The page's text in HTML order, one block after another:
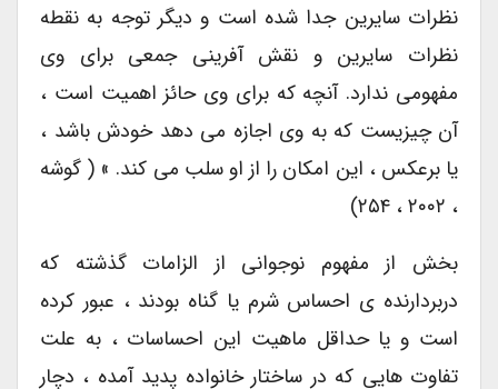
نظرات سایرین جدا شده است و دیگر توجه به نقطه
نظرات سایرین و نقش آفرینی جمعی برای وی
مفهومی ندارد. آنچه که برای وی حائز اهمیت است ،
آن چیزیست که به وی اجازه می دهد خودش باشد ،
یا برعکس ، این امکان را از او سلب می کند. » ( گوشه
بخش از مفهوم نوجوانی از الزامات گذشته که
دربردارنده ی احساس شرم یا گناه بودند ، عبور کرده
است و یا حداقل ماهیت این احساسات ، به علت
تفاوت هایی که در ساختار خانواده پدید آمده ، دچار